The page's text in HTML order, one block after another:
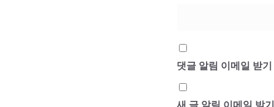
댓글 알림 이메일 받기